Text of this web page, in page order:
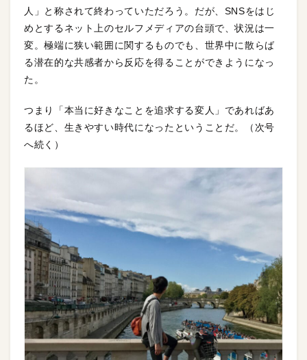
人」と称されて終わっていただろう。だが、SNSをはじ
めとするネット上のセルフメディアの台頭で、状況は一
変。極端に狭い範囲に関するものでも、世界中に散らば
る潜在的な共感者から反応を得ることができようになっ
た。
つまり「本当に好きなことを追求する変人」であればあ
るほど、生きやすい時代になったということだ。（次号
へ続く）